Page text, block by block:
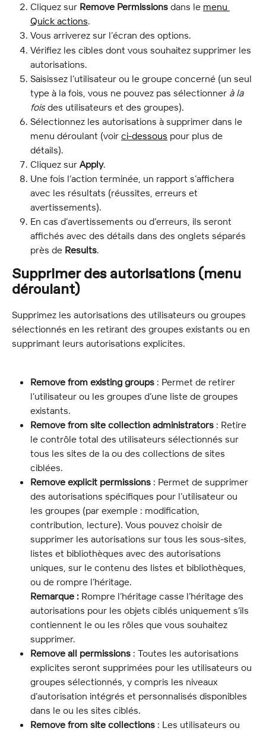
Cliquez sur Remove Permissions dans le menu
Quick actions.
Vous arriverez sur l’écran des options.
Vérifiez les cibles dont vous souhaitez supprimer les
autorisations.
Saisissez l’utilisateur ou le groupe concerné (un seul
type à la fois, vous ne pouvez pas sélectionner à la
fois des utilisateurs et des groupes).
Sélectionnez les autorisations à supprimer dans le
menu déroulant (voir ci-dessous pour plus de
détails).
Cliquez sur Apply.
Une fois l’action terminée, un rapport s’affichera
avec les résultats (réussites, erreurs et
avertissements).
En cas d’avertissements ou d’erreurs, ils seront
affichés avec des détails dans des onglets séparés
près de Results.
Supprimer des autorisations (menu
déroulant)
Supprimez les autorisations des utilisateurs ou groupes
sélectionnés en les retirant des groupes existants ou en
supprimant leurs autorisations explicites.
Remove from existing groups : Permet de retirer
l’utilisateur ou les groupes d’une liste de groupes
existants.
Remove from site collection administrators : Retire
le contrôle total des utilisateurs sélectionnés sur
tous les sites de la ou des collections de sites
ciblées.
Remove explicit permissions : Permet de supprimer
des autorisations spécifiques pour l’utilisateur ou
les groupes (par exemple : modification,
contribution, lecture). Vous pouvez choisir de
supprimer les autorisations sur tous les sous-sites,
listes et bibliothèques avec des autorisations
uniques, sur le contenu des listes et bibliothèques,
ou de rompre l’héritage.
Remarque : Rompre l’héritage casse l’héritage des
autorisations pour les objets ciblés uniquement s’ils
contiennent le ou les rôles que vous souhaitez
supprimer.
Remove all permissions : Toutes les autorisations
explicites seront supprimées pour les utilisateurs ou
groupes sélectionnés, y compris les niveaux
d’autorisation intégrés et personnalisés disponibles
dans le ou les sites ciblés.
Remove from site collections : Les utilisateurs ou